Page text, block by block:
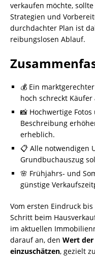
verkaufen möchte,
Strategien und
durchdachter Plan ist
reibungslosen Ablauf.
💰 Ein
hoch schreckt
📸 Hochwertige
Beschreibung
erheblich.
📋 Alle notwendigen
Grundbuchauszug
🌸 Frühjahrs- und
günstige
Vom ersten Eindruck
Schritt beim
im aktuellen
darauf an, den Wert
einzuschätzen, gezielt